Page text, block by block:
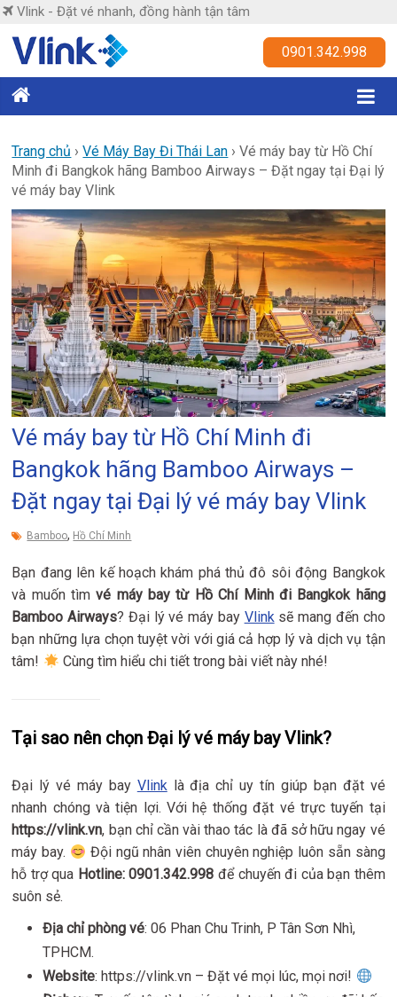
Skip
content
Vlink - Đặt vé nhanh, đồng hành tận tâm
Vlink
nhanh,
đồng
hành
tận
tâm
0901.342.998
Trang chủ ›Vé Máy Bay Đi Thái Lan ›Vé máy bay từ Hồ Chí
Minh đi Bangkok hãng Bamboo Airways – Đặt ngay tại Đại lý
vé máy bay Vlink
Vé máy bay từ Hồ Chí Minh đi
Bangkok hãng Bamboo Airways –
Đặt ngay tại Đại lý vé máy bay Vlink
Bamboo, Hồ Chí Minh
Bạn đang lên kế hoạch khám phá thủ đô sôi động Bangkok
và muốn tìmvé máy bay từ Hồ Chí Minh đi Bangkok hãng
Bamboo Airways? Đại lý vé máy bay Vlinksẽ mang đến cho
bạn những lựa chọn tuyệt vời với giá cả hợp lý và dịch vụ tận
tâm!
Cùng tìm hiểu chi tiết trong bài viết này nhé!
Tại sao nên chọn Đại lý vé máy bay Vlink?
Đại lý vé máy bay Vlinklà địa chỉ uy tín giúp bạn đặt vé
nhanh chóng và tiện lợi. Với hệ thống đặt vé trực tuyến tại
https://vlink.vn, bạn chỉ cần vài thao tác là đã sở hữu ngay vé
máy bay.
Đội ngũ nhân viên chuyên nghiệp luôn sẵn sàng
hỗ trợ qua Hotline: 0901.342.998 để chuyến đi của bạn thêm
suôn sẻ.
Địa chỉ phòng vé: 06 Phan Chu Trinh, P Tân Sơn Nhì,
TPHCM.
Website: https://vlink.vn – Đặt vé mọi lúc, mọi nơi!